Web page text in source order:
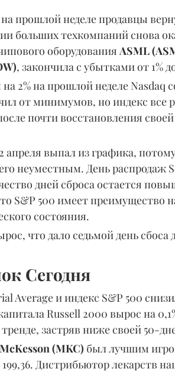
прошлой неделе продавцы
больших техкомпаний снова
оборудования ASML
, закончила с убытками от 1%
2% на прошлой неделе Nasdaq
от минимумов, но индекс все
почти восстановления
апреля выпал из графика,
неуместным. День распродаж
дней сброса остается
S&P 500 имеет преимущество
состояния.
что дало седьмой день
Сегодня
Average и индекс S&P 500
Russell 2000 вырос на
застряв ниже своей 50-
McKesson (MKC) был лучшим
Дистрибьютор лекарств